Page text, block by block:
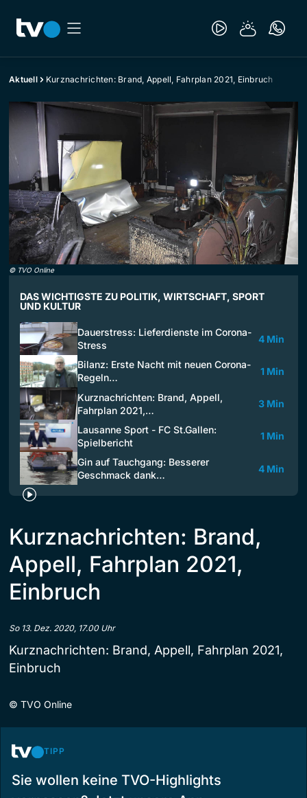
Aktuell Kurznachrichten: Brand, Appell, Fahrplan 2021, Einbruch
© TVO Online
DAS WICHTIGSTE ZU POLITIK, WIRTSCHAFT, SPORT
UND KULTUR
Dauerstress: Lieferdienste im Corona-
Stress
4 Min
Bilanz: Erste Nacht mit neuen Corona-
Regeln…
1 Min
Kurznachrichten: Brand, Appell,
Fahrplan 2021,…
3 Min
Lausanne Sport - FC St.Gallen:
Spielbericht
1 Min
Gin auf Tauchgang: Besserer
Geschmack dank…
4 Min
Kurznachrichten: Brand,
Appell, Fahrplan 2021,
Einbruch
So 13. Dez. 2020, 17.00 Uhr
Kurznachrichten: Brand, Appell, Fahrplan 2021,
Einbruch
© TVO Online
TIPP
Sie wollen keine TVO-Highlights